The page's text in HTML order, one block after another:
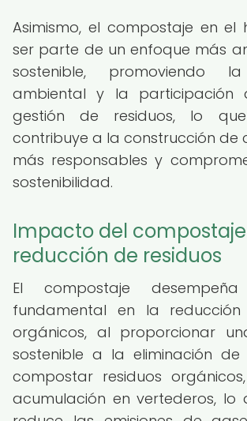
Asimismo, el compostaje en el
ser parte de un enfoque más
sostenible, promoviendo
ambiental y la participación
gestión de residuos, lo
contribuye a la construcción de
más responsables y
sostenibilidad.
Impacto del
reducción de residuos
El compostaje
fundamental en la reducción
orgánicos, al proporcionar
sostenible a la eliminación de
compostar residuos
acumulación en vertederos, lo